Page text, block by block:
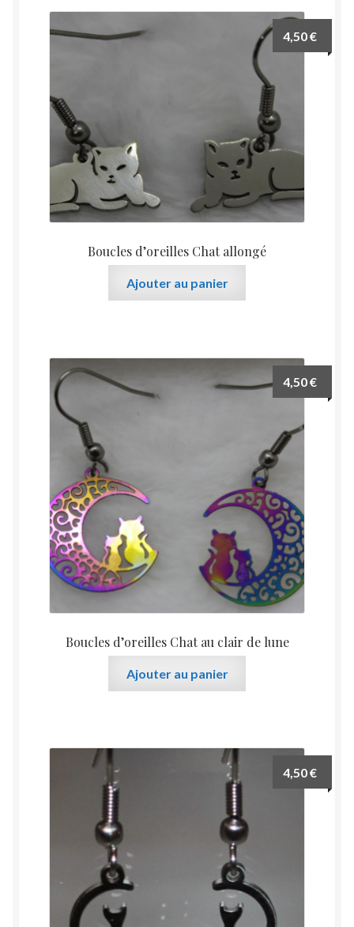
Boucles d’oreilles Chat allongé
4,50€
Ajouter au panier
Boucles d’oreilles Chat au clair de lune
4,50€
Ajouter au panier
4,50€